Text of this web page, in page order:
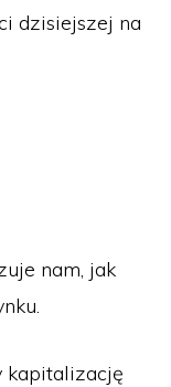
dzisiejszej na
nam, jak
kapitalizację